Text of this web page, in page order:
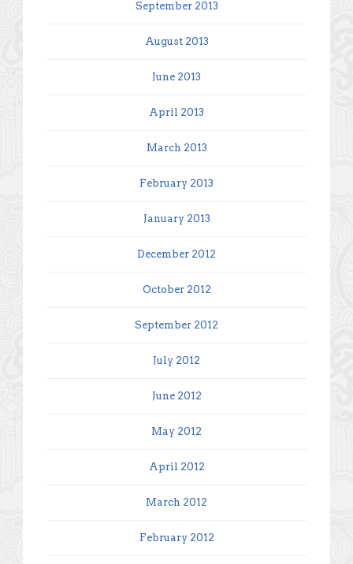
September 2013
August 2013
June 2013
April 2013
March 2013
February 2013
January 2013
December 2012
October 2012
September 2012
July 2012
June 2012
May 2012
April 2012
March 2012
February 2012